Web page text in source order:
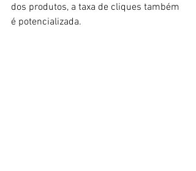
dos produtos, a taxa de cliques também
é potencializada.